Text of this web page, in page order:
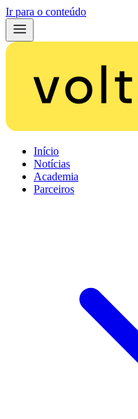
Ir para o conteúdo
Início
Notícias
Academia
Parceiros